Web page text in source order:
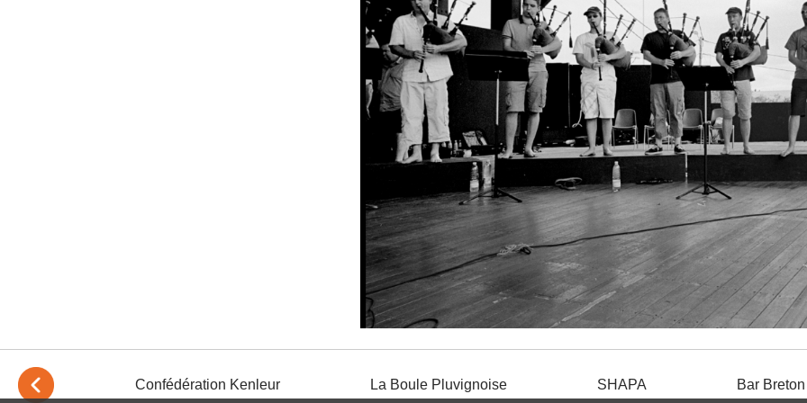
Nouz Confédération Kenleur La Boule Pluvignoise SHAPA Bar Breton